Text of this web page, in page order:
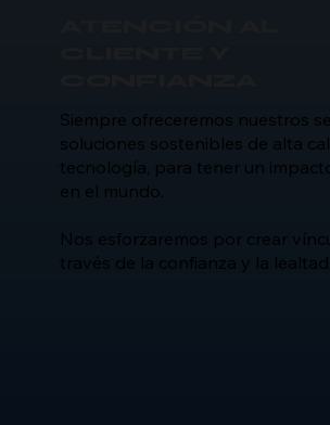
Siempre ofreceremos nuestros
soluciones sostenibles de alta
tecnología, para tener un
en el mundo.
Nos esforzaremos por crear
través de la confianza y la lealtad.